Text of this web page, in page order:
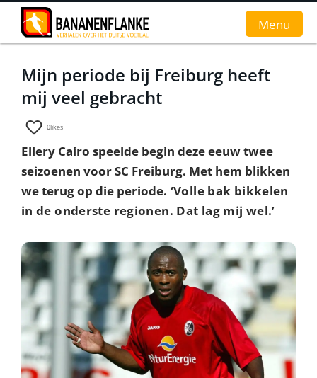
Home
Nieuws
Interviews
Groundhopverhalen
De fans
Achtergrond
Menu
Mijn periode bij Freiburg heeft
mij veel gebracht
0likes
Ellery Cairo speelde begin deze eeuw twee
seizoenen voor SC Freiburg. Met hem blikken
we terug op die periode. ‘Volle bak bikkelen
in de onderste regionen. Dat lag mij wel.’